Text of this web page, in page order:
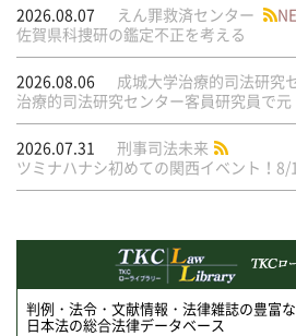
2026.08.07
えん罪救済センター
佐賀県科捜研の鑑定不正を考える
2026.08.06 成城大学治療的司法研究
2026.07.31
刑事司法未来
ツミナハナシ初めての関西イベント！
判例・法令・文献情報・法律雑誌の豊富
日本法の総合法律データベース